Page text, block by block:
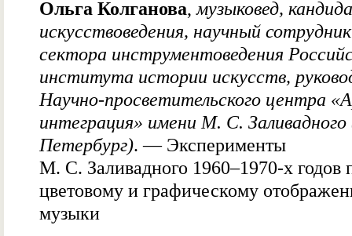
Ольга Колганова,музыковед,
искусствоведения, научный сотрудник
сектора инструментоведения
института истории искусств,
Научно-просветительского центра
интеграция» имени М. С.
Петербург). — Эксперименты
М. С. Заливадного 1960–1970-х годов
цветовому и графическому
музыки